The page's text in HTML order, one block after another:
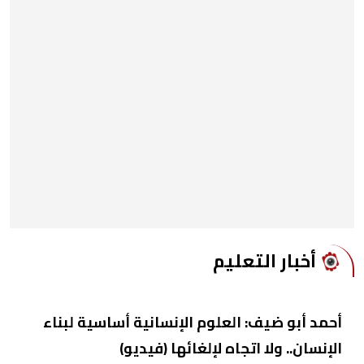
أخبار التعليم
أحمد أبو ضيف: العلوم الإنسانية أساسية لبناء
الإنسان.. ولا اتجاه لإلغائها (فيديو)